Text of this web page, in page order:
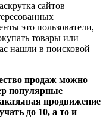
сайтов
это пользователи,
товары или
нашли в поисковой
продаж можно
популярные
продвижение
до 10, а то и